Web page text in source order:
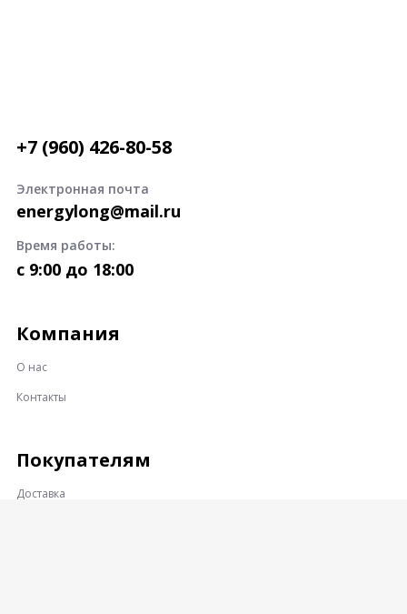
+7 (960) 426-80-58
Электронная почта
energylong@mail.ru
Время работы:
c 9:00 до 18:00
Компания
О нас
Контакты
Покупателям
Доставка